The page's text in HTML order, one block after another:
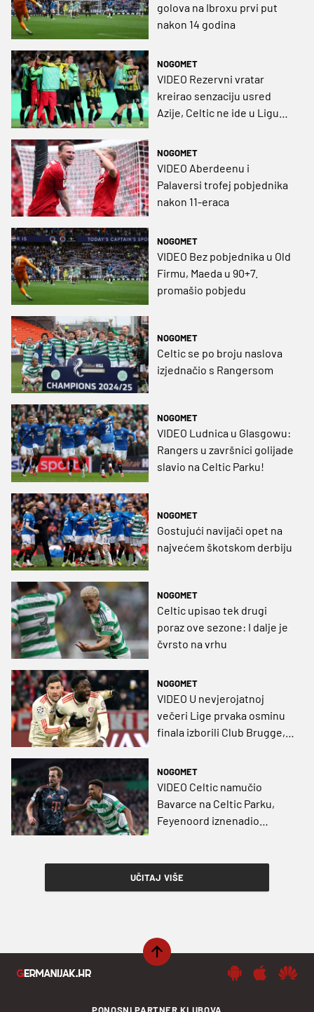
golova na Ibroxu prvi put
nakon 14 godina
NOGOMET
VIDEO Rezervni vratar
kreirao senzaciju usred
Azije, Celtic ne ide u Ligu
NOGOMET
VIDEO Aberdeenu i
Palaversi trofej pobjednika
nakon 11-eraca
NOGOMET
VIDEO Bez pobjednika u Old
Firmu, Maeda u 90+7.
promašio pobjedu
NOGOMET
Celtic se po broju naslova
izjednačio s Rangersom
NOGOMET
VIDEO Ludnica u Glasgowu:
Rangers u završnici golijade
slavio na Celtic Parku!
NOGOMET
Gostujući navijači opet na
najvećem škotskom derbiju
NOGOMET
Celtic upisao tek drugi
poraz ove sezone: I dalje je
čvrsto na vrhu
NOGOMET
VIDEO U nevjerojatnoj
večeri Lige prvaka osminu
finala izborili Club Brugge,
NOGOMET
VIDEO Celtic namučio
Bavarce na Celtic Parku,
Feyenoord iznenadio
UČITAJ VIŠE